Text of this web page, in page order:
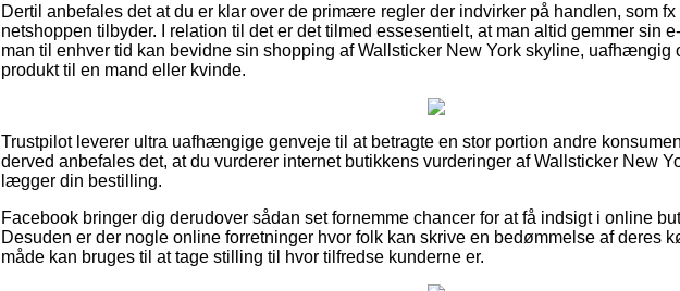
Dertil anbefales det at du er klar over de primære regler der indvirker på handlen, som
netshoppen tilbyder. I relation til det er det tilmed essesentielt, at man altid gemmer sin
man til enhver tid kan bevidne sin shopping af Wallsticker New York skyline, uafhængig
produkt til en mand eller kvinde.
Trustpilot leverer ultra uafhængige genveje til at betragte en stor portion andre
derved anbefales det, at du vurderer internet butikkens vurderinger af Wallsticker New
lægger din bestilling.
Facebook bringer dig derudover sådan set fornemme chancer for at få indsigt i online
Desuden er der nogle online forretninger hvor folk kan skrive en bedømmelse af deres
måde kan bruges til at tage stilling til hvor tilfredse kunderne er.